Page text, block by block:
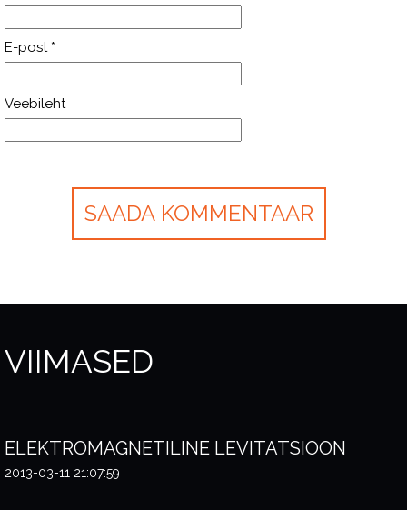
E-post *
Veebileht
VIIMASED
ELEKTROMAGNETILINE LEVITATSIOON
2013-03-11 21:07:59